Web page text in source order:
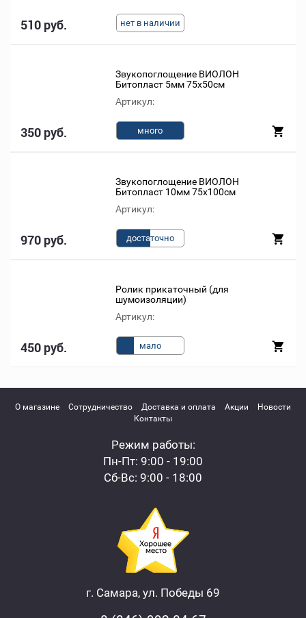
510 руб. нет в наличии
Звукопоглощение ВИОЛОН
Битопласт 5мм 75х50см
Артикул:
350 руб. много
Звукопоглощение ВИОЛОН
Битопласт 10мм 75х100см
Артикул:
970 руб. достаточно
Ролик прикаточный (для
шумоизоляции)
Артикул:
450 руб. мало
О магазине Сотрудничество Доставка и оплата Акции
Новости
Контакты
Режим работы:
Пн-Пт: 9:00 - 19:00
Сб-Вс: 9:00 - 18:00
г. Самара, ул. Победы 69